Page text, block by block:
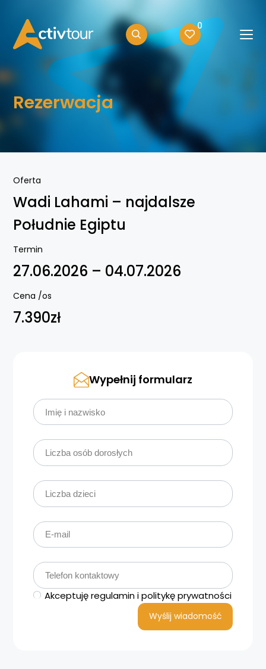
0
Rezerwacja
Oferta
Wadi Lahami – najdalsze
Południe Egiptu
Termin
27.06.2026 – 04.07.2026
Cena /os
7.390zł
Wypełnij formularz
Akceptuję regulamin i politykę prywatności